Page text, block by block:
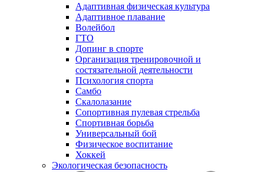
Адаптивная физическая культура
Адаптивное плавание
Волейбол
ГТО
Допинг в спорте
Организация тренировочной и
состязательной деятельности
Психология спорта
Самбо
Скалолазание
Сопортивная пулевая стрельба
Спортивная борьба
Универсальный бой
Физическое воспитание
Хоккей
Экологическая безопасность